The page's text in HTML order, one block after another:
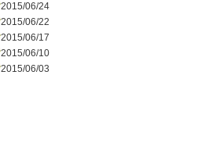
2015/06/24
2015/06/22
2015/06/17
2015/06/10
2015/06/03